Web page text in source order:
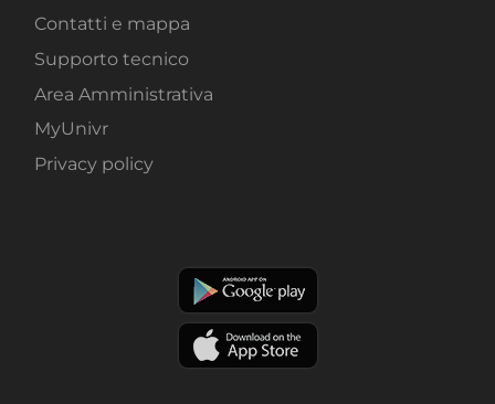
Contatti e mappa
Supporto tecnico
Area Amministrativa
MyUnivr
Privacy policy